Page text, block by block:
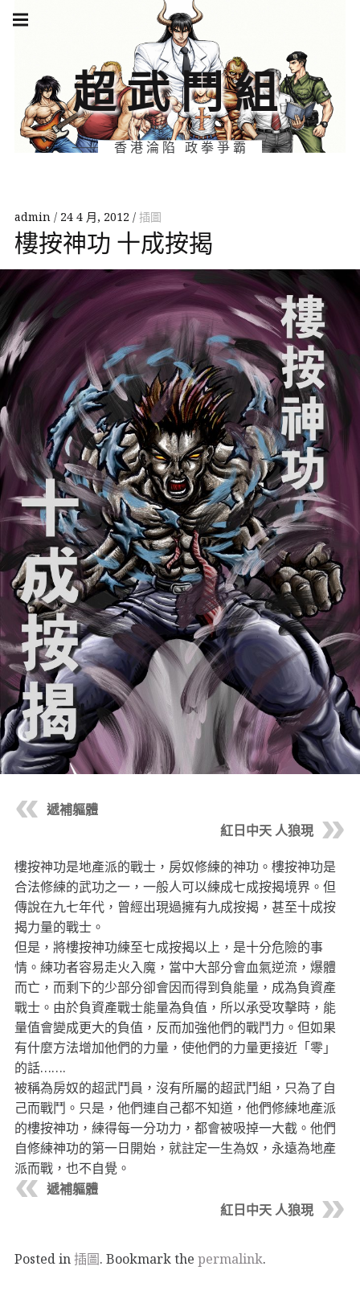
Skip
超武鬥組
香港淪陷 政拳爭霸
navigation
admin 24 4 月, 2012 插圖
樓按神功 十成按揭
遞補軀體
紅日中天 人狼現
樓按神功是地產派的戰士，房奴修練的神功。樓按神功是
合法修練的武功之一，一般人可以練成七成按揭境界。但
傳說在九七年代，曾經出現過擁有九成按揭，甚至十成按
揭力量的戰士。
但是，將樓按神功練至七成按揭以上，是十分危險的事
情。練功者容易走火入魔，當中大部分會血氣逆流，爆體
而亡，而剩下的少部分卻會因而得到負能量，成為負資產
戰士。由於負資產戰士能量為負值，所以承受攻擊時，能
量值會變成更大的負值，反而加強他們的戰鬥力。但如果
有什麼方法增加他們的力量，使他們的力量更接近「零」
的話…….
被稱為房奴的超武鬥員，沒有所屬的超武鬥組，只為了自
己而戰鬥。只是，他們連自己都不知道，他們修練地產派
的樓按神功，練得每一分功力，都會被吸掉一大截。他們
自修練神功的第一日開始，就註定一生為奴，永遠為地產
派而戰，也不自覺。
遞補軀體
紅日中天 人狼現
Posted in插圖. Bookmark the permalink.